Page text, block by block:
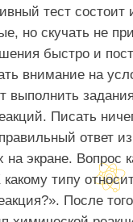
тест состоит
но скучать не
быстро и
внимание на
выполнить
Писать
ответ
на экране. Вопрос
какому типу
После